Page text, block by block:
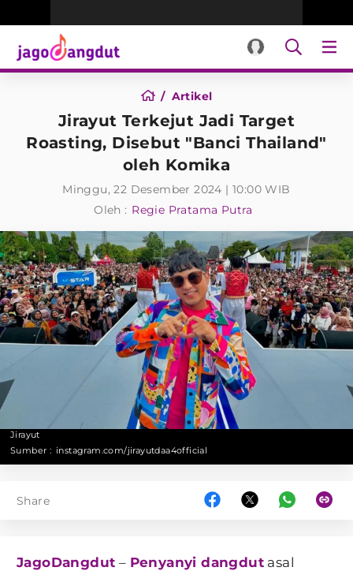
Artikel
Jirayut Terkejut Jadi Target
Roasting, Disebut "Banci Thailand"
oleh Komika
Minggu, 22 Desember 2024 | 10:00 WIB
Oleh : Regie Pratama Putra
Jirayut
Sumber : instagram.com/jirayutdaa4official
Share
JagoDangdut – Penyanyi dangdut asal